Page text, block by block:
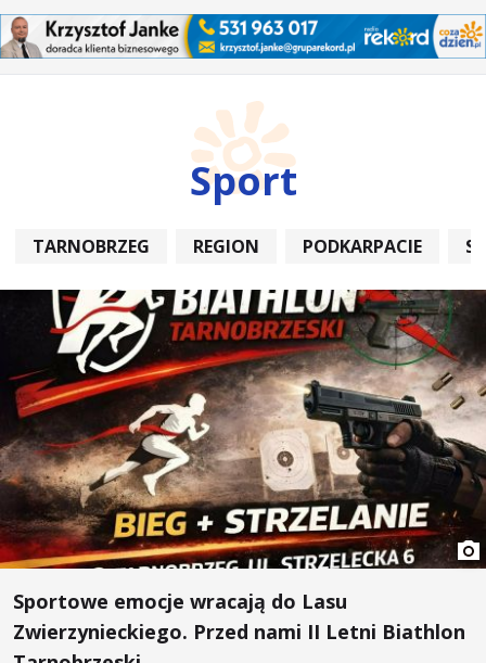
Sport
TARNOBRZEG REGION PODKARPACIE
Sportowe emocje wracają do Lasu
Zwierzynieckiego. Przed nami II Letni Biathlon